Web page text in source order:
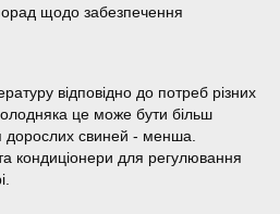
щодо забезпечення
відповідно до потреб різних
це може бути більш
дорослих свиней - менша.
та кондиціонери для регулювання